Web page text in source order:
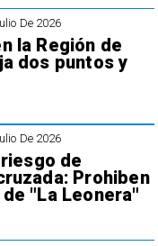
De 2026
la Región de
dos puntos y
De 2026
de
Prohiben
"La Leonera"